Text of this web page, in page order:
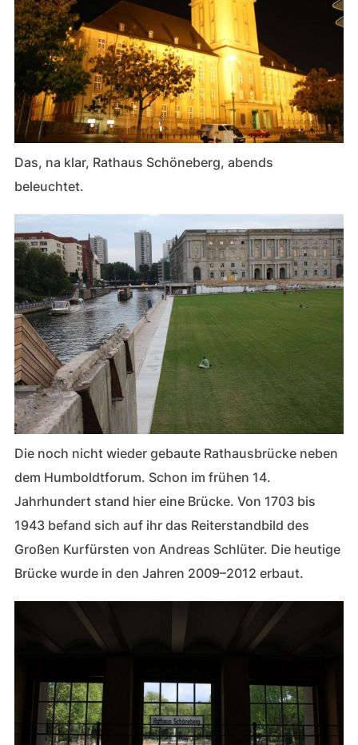
Das, na klar, Rathaus Schöneberg, abends
beleuchtet.
Die noch nicht wieder gebaute Rathausbrücke neben
dem Humboldtforum. Schon im frühen 14.
Jahrhundert stand hier eine Brücke. Von 1703 bis
1943 befand sich auf ihr das Reiterstandbild des
Großen Kurfürsten von Andreas Schlüter. Die heutige
Brücke wurde in den Jahren 2009–2012 erbaut.